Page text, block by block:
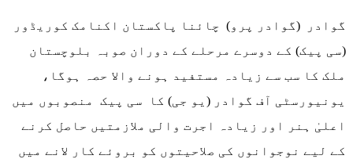
گوادر (گوادر پرو) چائنا پاکستان اکنامک کوریڈور
(سی پیک) کے دوسرے مرحلے کے دوران صوبہ بلوچستان
ملک کا سب سے زیادہ مستفید ہونے والا حصہ ہوگا،
یونیورسٹی آف گوادر (یو جی) کا سی پیک منصوبوں میں
اعلیٰ ہنر اور زیادہ اجرت والی ملازمتیں حاصل کرنے
کے لیے نوجوانوں کی صلاحیتوں کو بروئے کار لانے میں